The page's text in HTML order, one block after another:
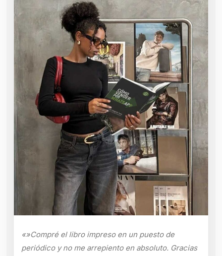
«»Compré el libro impreso en un puesto de
periódico y no me arrepiento en absoluto. Gracias